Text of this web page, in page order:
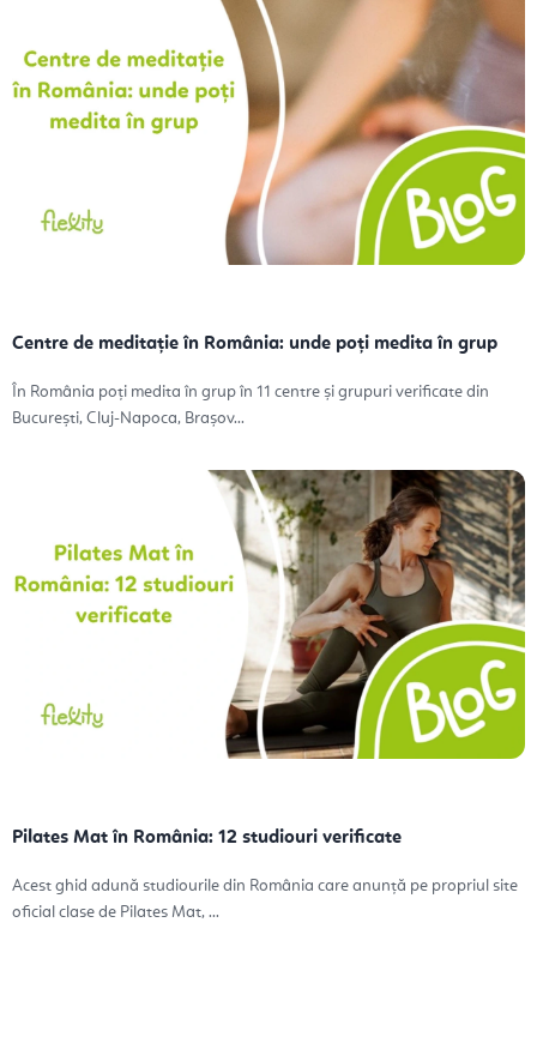
Centre de meditație în România: unde poți medita în grup
În România poți medita în grup în 11 centre și grupuri verificate din
București, Cluj-Napoca, Brașov...
Pilates Mat în România: 12 studiouri verificate
Acest ghid adună studiourile din România care anunță pe propriul site
oficial clase de Pilates Mat, ...